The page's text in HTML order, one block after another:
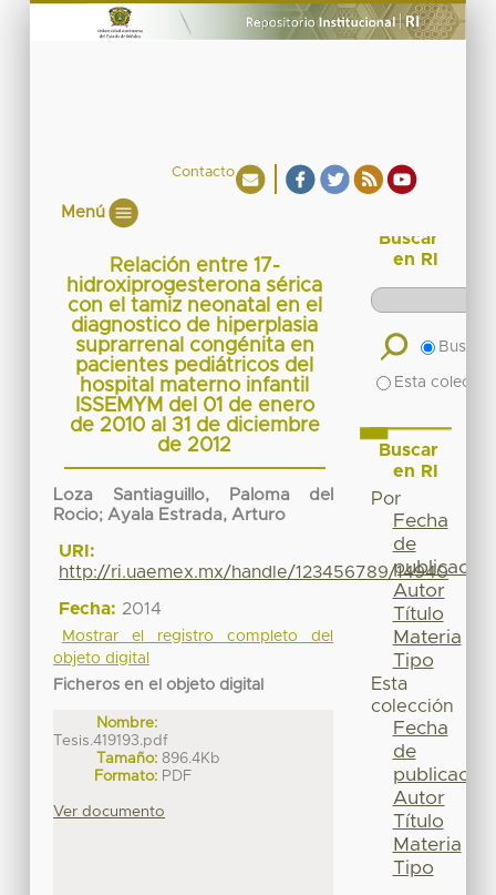
Contacto
Menú
Relación entre 17-
hidroxiprogesterona sérica
con el tamiz neonatal en el
diagnostico de hiperplasia
suprarrenal congénita en
pacientes pediátricos del
hospital materno infantil
ISSEMYM del 01 de enero
de 2010 al 31 de diciembre
de 2012
Loza Santiaguillo, Paloma del
Rocio;Ayala Estrada, Arturo
URI:
http://ri.uaemex.mx/handle/123456789/14940
Fecha: 2014
Mostrar el registro completo del
objeto digital
Ficheros en el objeto digital
Nombre:
Tesis.419193.pdf
Tamaño: 896.4Kb
Formato: PDF
Ver documento
Buscar
en RI
Buscar
Esta
Buscar
en RI
Por
Fecha
de
publicación
Autor
Título
Materia
Tipo
Esta
colección
Fecha
de
publicación
Autor
Título
Materia
Tipo